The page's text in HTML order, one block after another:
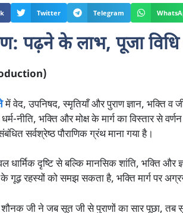
Twitter Telegram
पढ़ने के लाभ, पूजा विधि
में वेद, उपनिषद, स्मृतियाँ और पुराण ज्ञान, भक्ति
धर्म-नीति, भक्ति और मोक्ष के मार्ग का विस्तार से
सर्वश्रेष्ठ पौराणिक ग्रंथ माना गया है।
धार्मिक दृष्टि से बल्कि मानसिक शांति, भक्ति और
गूढ़ रहस्यों को समझ सकता है, भक्ति मार्ग पर
जी ने जब सूत जी से पुराणों का सार पूछा, तब